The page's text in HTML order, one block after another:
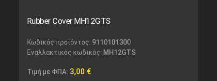
Rubber Cover MH12GTS
Κωδικός προϊόντος: 9110101300
Εναλλακτικός κωδικός: MH12GTS
Τιμή με ΦΠΑ: 3,00 €